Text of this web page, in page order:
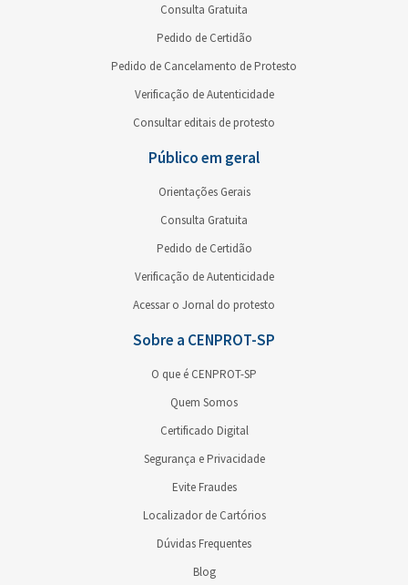
Consulta Gratuita
Pedido de Certidão
Pedido de Cancelamento de Protesto
Verificação de Autenticidade
Consultar editais de protesto
Público em geral
Orientações Gerais
Consulta Gratuita
Pedido de Certidão
Verificação de Autenticidade
Acessar o Jornal do protesto
Sobre a CENPROT-SP
O que é CENPROT-SP
Quem Somos
Certificado Digital
Segurança e Privacidade
Evite Fraudes
Localizador de Cartórios
Dúvidas Frequentes
Blog